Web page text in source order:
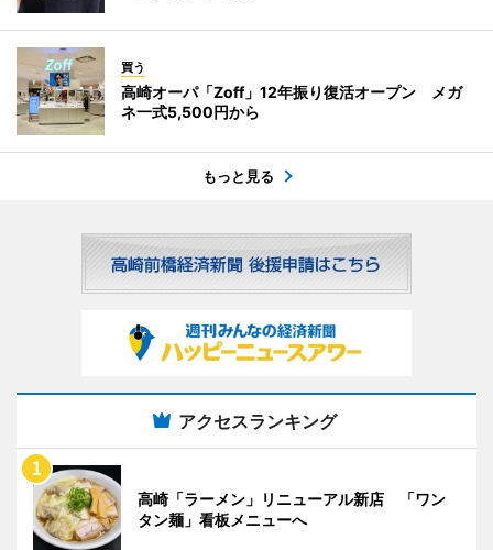
買う
高崎オーパ「Zoff」12年振り復活オープン メガ
ネ一式5,500円から
もっと見る
アクセスランキング
高崎「ラーメン」リニューアル新店 「ワン
タン麺」看板メニューへ